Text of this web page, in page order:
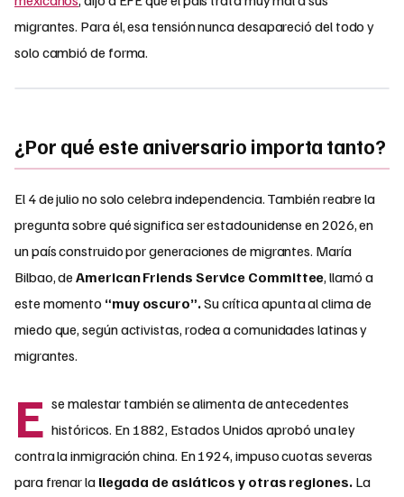
migrantes. Para él, esa tensión nunca desapareció del todo y
solo cambió de forma.
¿Por qué este aniversario importa tanto?
El 4 de julio no solo celebra independencia. También reabre la
pregunta sobre qué significa ser estadounidense en 2026, en
un país construido por generaciones de migrantes. María
Bilbao, deAmerican Friends Service Committee, llamó a
este momento “muy oscuro”.Su crítica apunta al clima de
miedo que, según activistas, rodea a comunidades latinas y
migrantes.
E se malestar también se alimenta de antecedentes
históricos. En 1882, Estados Unidos aprobó una ley
contra la inmigración china. En 1924, impuso cuotas severas
para frenar la llegada de asiáticos y otras regiones.La